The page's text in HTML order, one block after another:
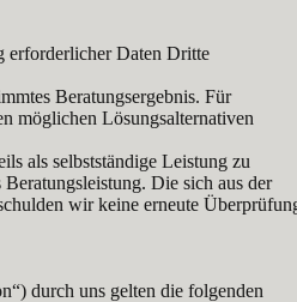
erforderlicher Daten Dritte
Beratungsergebnis. Für
möglichen Lösungsalternativen
als selbstständige Leistung zu
Die sich aus der
wir keine erneute
durch uns gelten die folgenden